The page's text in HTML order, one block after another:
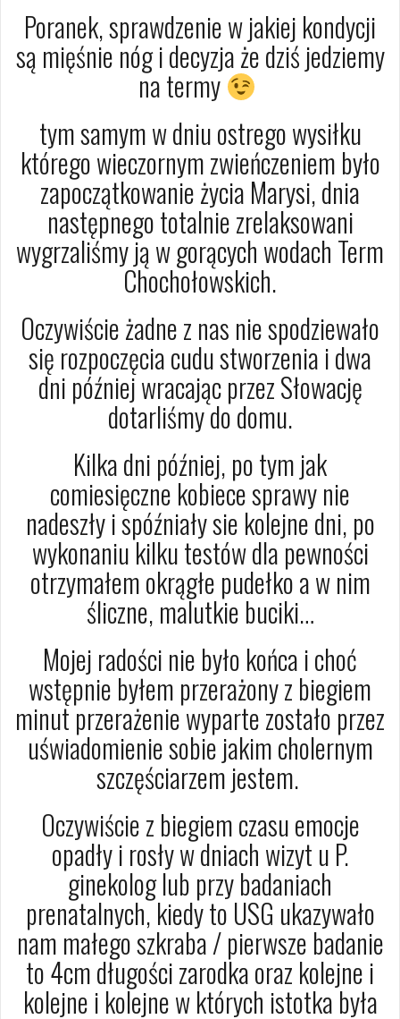
Poranek, sprawdzenie w jakiej kondycji
są mięśnie nóg i decyzja że dziś jedziemy
na termy
tym samym w dniu ostrego wysiłku
którego wieczornym zwieńczeniem było
zapoczątkowanie życia Marysi, dnia
następnego totalnie zrelaksowani
wygrzaliśmy ją w gorących wodach Term
Chochołowskich.
Oczywiście żadne z nas nie spodziewało
się rozpoczęcia cudu stworzenia i dwa
dni później wracając przez Słowację
dotarliśmy do domu.
Kilka dni później, po tym jak
comiesięczne kobiece sprawy nie
nadeszły i spóźniały sie kolejne dni, po
wykonaniu kilku testów dla pewności
otrzymałem okrągłe pudełko a w nim
śliczne, malutkie buciki…
Mojej radości nie było końca i choć
wstępnie byłem przerażony z biegiem
minut przerażenie wyparte zostało przez
uświadomienie sobie jakim cholernym
szczęściarzem jestem.
Oczywiście z biegiem czasu emocje
opadły i rosły w dniach wizyt u P.
ginekolog lub przy badaniach
prenatalnych, kiedy to USG ukazywało
nam małego szkraba / pierwsze badanie
to 4cm długości zarodka oraz kolejne i
kolejne i kolejne w których istotka była